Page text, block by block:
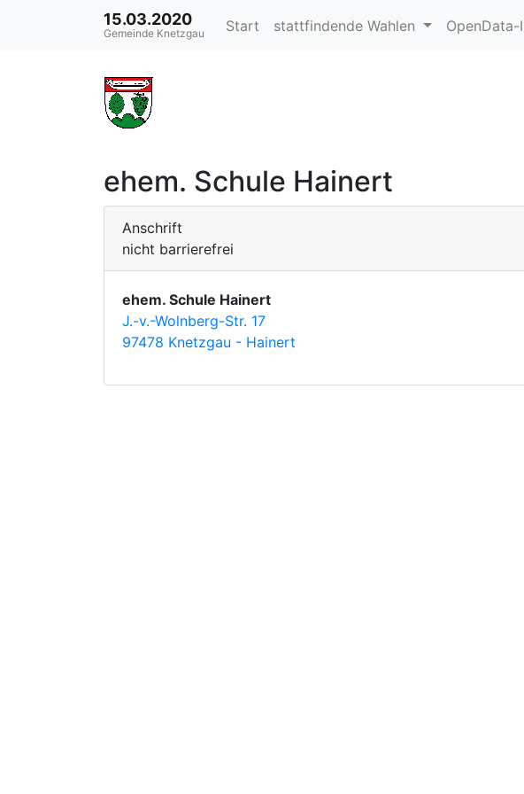
15.03.2020
Gemeinde Knetzgau Start stattfindende Wahlen OpenData-
ehem. Schule Hainert
Anschrift
nicht barrierefrei
ehem. Schule Hainert
J.-v.-Wolnberg-Str. 17
97478 Knetzgau - Hainert